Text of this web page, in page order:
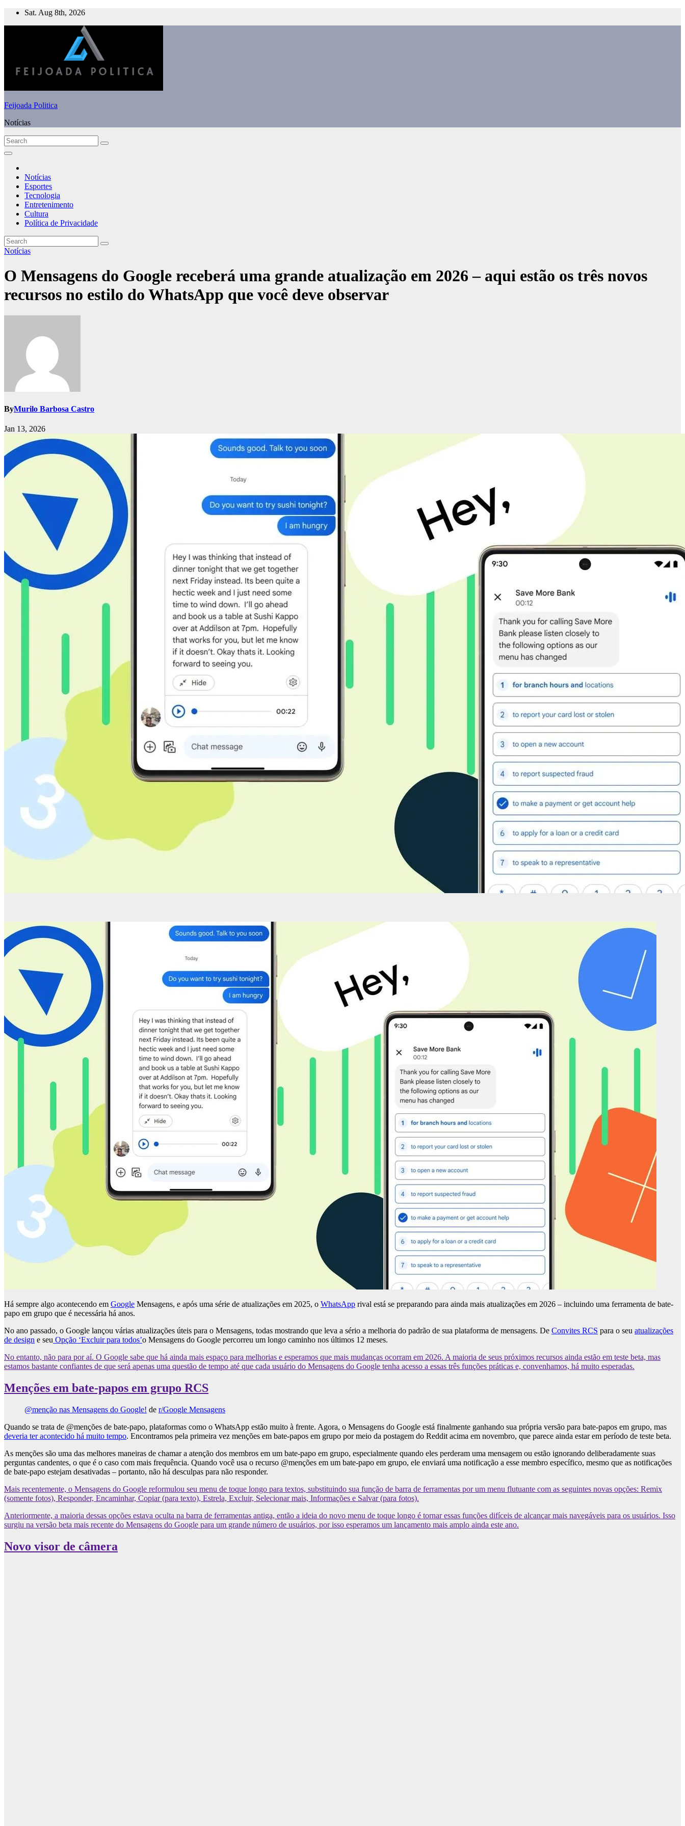
Skip
Sat. Aug 8th, 2026
Feijoada Politica
Notícias
Notícias
Esportes
Tecnologia
Entretenimento
Cultura
Política de Privacidade
Notícias
O Mensagens do Google receberá uma grande atualização em 2026 – aqui estão os três novos
recursos no estilo do WhatsApp que você deve observar
ByMurilo Barbosa Castro
Jan 13, 2026
Há sempre algo acontecendo em Google Mensagens, e após uma série de atualizações em 2025, o WhatsApp rival está se preparando para ainda mais atualizações em 2026 – incluindo uma ferramenta de bate-
papo em grupo que é necessária há anos.
No ano passado, o Google lançou várias atualizações úteis para o Mensagens, todas mostrando que leva a sério a melhoria do padrão de sua plataforma de mensagens. De Convites RCS para o seu atualizações
de design e seu Opção ‘Excluir para todos’o Mensagens do Google percorreu um longo caminho nos últimos 12 meses.
No entanto, não para por aí. O Google sabe que há ainda mais espaço para melhorias e esperamos que mais mudanças ocorram em 2026. A maioria de seus próximos recursos ainda estão em teste beta, mas
estamos bastante confiantes de que será apenas uma questão de tempo até que cada usuário do Mensagens do Google tenha acesso a essas três funções práticas e, convenhamos, há muito esperadas.
Menções em bate-papos em grupo RCS
@menção nas Mensagens do Google! de r/Google Mensagens
Quando se trata de @menções de bate-papo, plataformas como o WhatsApp estão muito à frente. Agora, o Mensagens do Google está finalmente ganhando sua própria versão para bate-papos em grupo, mas
deveria ter acontecido há muito tempo. Encontramos pela primeira vez menções em bate-papos em grupo por meio da postagem do Reddit acima em novembro, que parece ainda estar em período de teste beta.
As menções são uma das melhores maneiras de chamar a atenção dos membros em um bate-papo em grupo, especialmente quando eles perderam uma mensagem ou estão ignorando deliberadamente suas
perguntas candentes, o que é o caso com mais frequência. Quando você usa o recurso @menções em um bate-papo em grupo, ele enviará uma notificação a esse membro específico, mesmo que as notificações
de bate-papo estejam desativadas – portanto, não há desculpas para não responder.
Mais recentemente, o Mensagens do Google reformulou seu menu de toque longo para textos, substituindo sua função de barra de ferramentas por um menu flutuante com as seguintes novas opções: Remix
(somente fotos), Responder, Encaminhar, Copiar (para texto), Estrela, Excluir, Selecionar mais, Informações e Salvar (para fotos).
Anteriormente, a maioria dessas opções estava oculta na barra de ferramentas antiga, então a ideia do novo menu de toque longo é tornar essas funções difíceis de alcançar mais navegáveis ​​para os usuários. Isso
surgiu na versão beta mais recente do Mensagens do Google para um grande número de usuários, por isso esperamos um lançamento mais amplo ainda este ano.
Novo visor de câmera